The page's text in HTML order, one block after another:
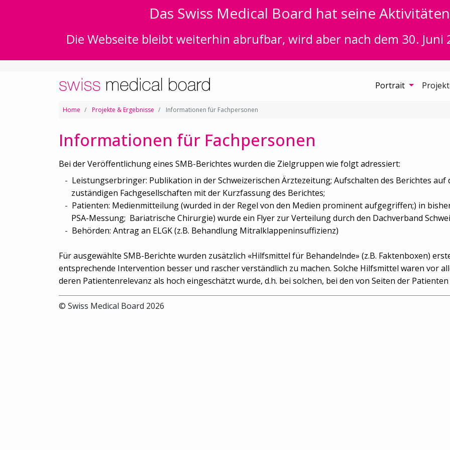
Das Swiss Medical Board hat seine
Die Webseite bleibt weiterhin abrufbar, wird aber nach dem 30.
Portrait
Home Projekte & Ergebnisse Informationen für Fachpersonen
Informationen für Fachpersonen
Bei der Veröffentlichung eines SMB-Berichtes wurden die Zielgruppen wie folgt adressiert:
Leistungserbringer: Publikation in der Schweizerischen Ärztezeitung; Aufschalten des Berichtes auf
zuständigen Fachgesellschaften mit der Kurzfassung des Berichtes;
Patienten: Medienmitteilung (wurded in der Regel von den Medien prominent aufgegriffen;) in
PSA-Messung; Bariatrische Chirurgie) wurde ein Flyer zur Verteilung durch den Dachverband
Behörden: Antrag an ELGK (z.B. Behandlung Mitralklappeninsuffizienz)
Für ausgewählte SMB-Berichte wurden zusätzlich «Hilfsmittel für Behandelnde» (z.B. Faktenboxen)
entsprechende Intervention besser und rascher verständlich zu machen. Solche Hilfsmittel waren vor
deren Patientenrelevanz als hoch eingeschätzt wurde, d.h. bei solchen, bei den von Seiten der
© Swiss Medical Board 2026